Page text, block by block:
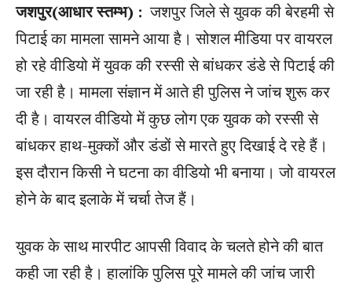
जशपुर(आधार स्तम्भ) :जशपुर जिले से युवक की बेरहमी से
पिटाई का मामला सामने आया है। सोशल मीडिया पर वायरल
हो रहे वीडियो में युवक की रस्सी से बांधकर डंडे से पिटाई की
जा रही है। मामला संज्ञान में आते ही पुलिस ने जांच शुरू कर
दी है। वायरल वीडियो में कुछ लोग एक युवक को रस्सी से
बांधकर हाथ-मुक्कों और डंडों से मारते हुए दिखाई दे रहे हैं।
इस दौरान किसी ने घटना का वीडियो भी बनाया। जो वायरल
होने के बाद इलाके में चर्चा तेज हैं।
युवक के साथ मारपीट आपसी विवाद के चलते होने की बात
कही जा रही है। हालांकि पुलिस पूरे मामले की जांच जारी